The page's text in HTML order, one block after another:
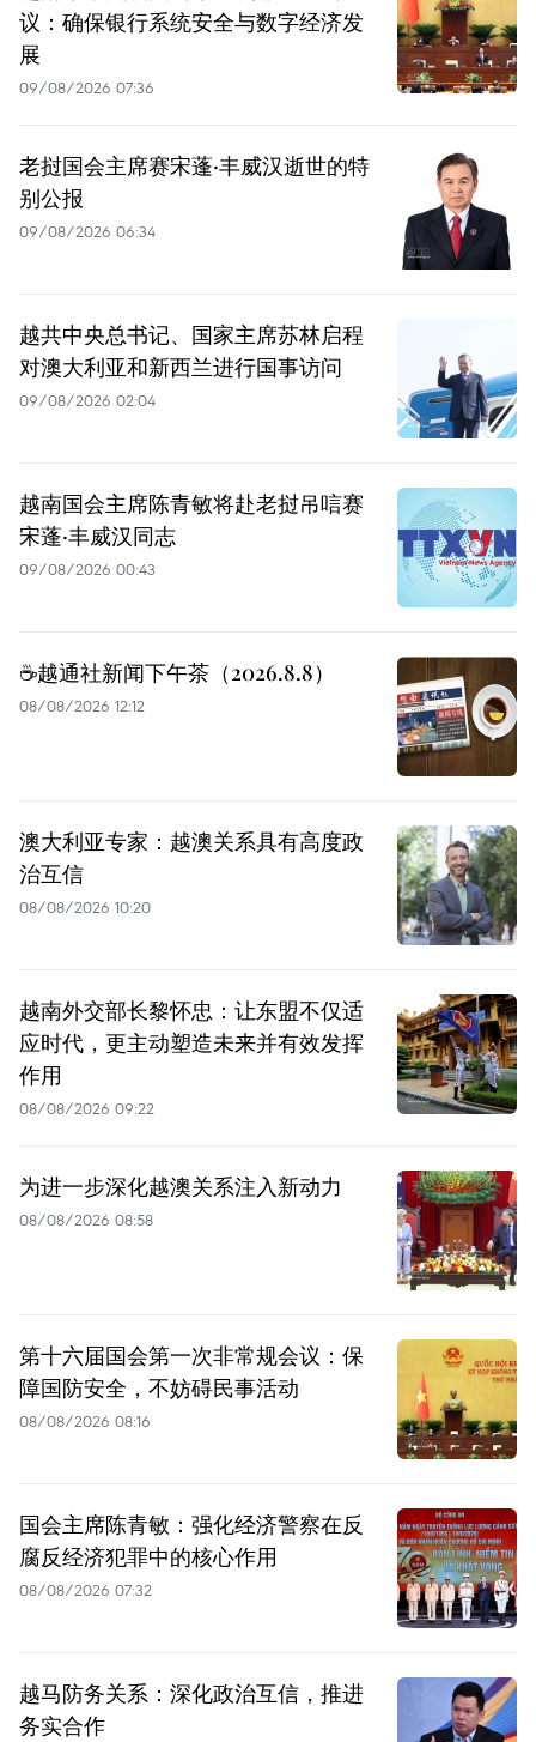
议：确保银行系统安全与数字经济发
展
09/08/2026 07:36
老挝国会主席赛宋蓬·丰威汉逝世的特
别公报
09/08/2026 06:34
越共中央总书记、国家主席苏林启程
对澳大利亚和新西兰进行国事访问
09/08/2026 02:04
越南国会主席陈青敏将赴老挝吊唁赛
宋蓬·丰威汉同志
09/08/2026 00:43
☕️越通社新闻下午茶（2026.8.8）
08/08/2026 12:12
澳大利亚专家：越澳关系具有高度政
治互信
08/08/2026 10:20
越南外交部长黎怀忠：让东盟不仅适
应时代，更主动塑造未来并有效发挥
作用
08/08/2026 09:22
为进一步深化越澳关系注入新动力
08/08/2026 08:58
第十六届国会第一次非常规会议：保
障国防安全，不妨碍民事活动
08/08/2026 08:16
国会主席陈青敏：强化经济警察在反
腐反经济犯罪中的核心作用
08/08/2026 07:32
越马防务关系：深化政治互信，推进
务实合作